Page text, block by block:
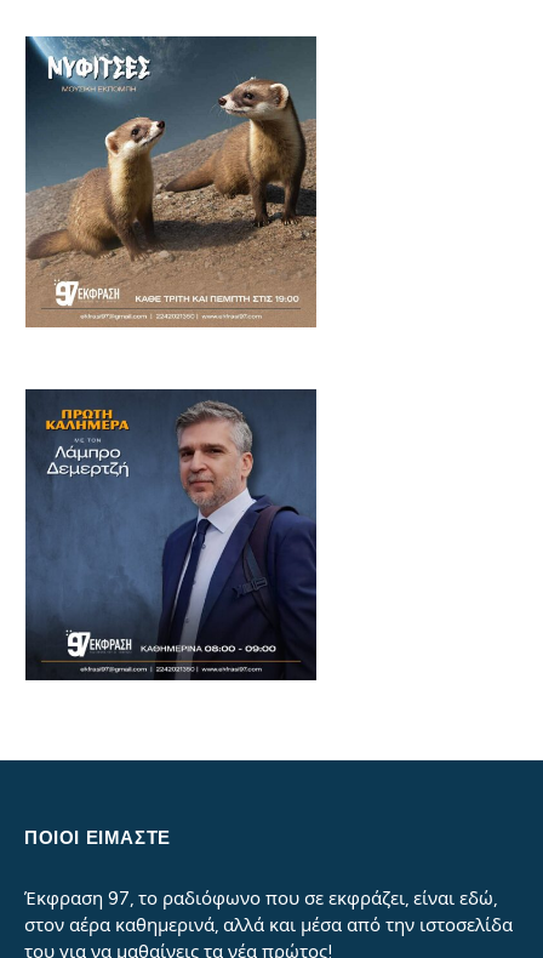
ΠΟΙΟΙ ΕΙΜΑΣΤΕ
Έκφραση 97, το ραδιόφωνο που σε εκφράζει, είναι εδώ,
στον αέρα καθημερινά, αλλά και μέσα από την ιστοσελίδα
του για να μαθαίνεις τα νέα πρώτος!